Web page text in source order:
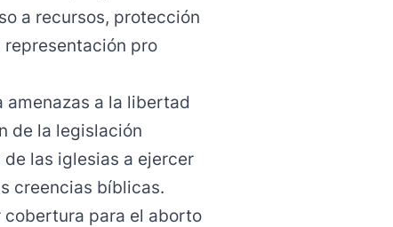
a recursos, protección
pro
amenazas a la libertad
de la legislación
las iglesias a ejercer
creencias bíblicas.
cobertura para el aborto